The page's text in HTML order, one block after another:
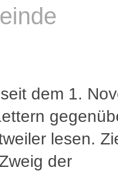
dem 1.
lesen.
der